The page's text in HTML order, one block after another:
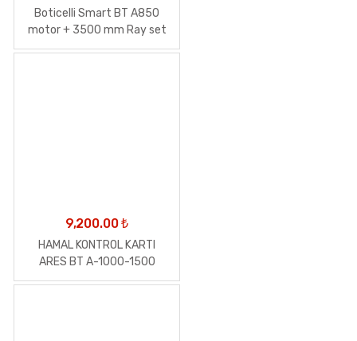
Boticelli Smart BT A850
motor + 3500 mm Ray set
9,200.00₺
HAMAL KONTROL KARTI
ARES BT A-1000-1500
MOTORLAR İÇİN KONTROL